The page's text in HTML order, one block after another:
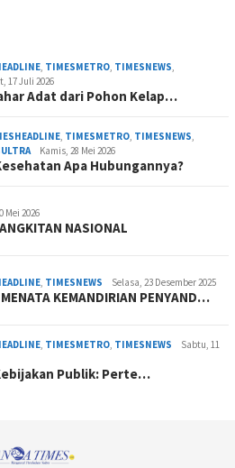
, TIMESMETRO, TIMESNEWS,
17 Juli 2026
Adat dari Pohon Kelap…
, TIMESMETRO, TIMESNEWS,
Kamis, 28 Mei 2026
Apa Hubungannya?
Mei 2026
NASIONAL
, TIMESNEWS Selasa, 23 Desember 2025
KEMANDIRIAN PENYAND…
, TIMESMETRO, TIMESNEWS
Sabtu, 11
Publik: Perte…